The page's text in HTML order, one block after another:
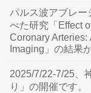
パルス波アブレー
べた研究「Effect
Coronary
Imaging」の結果
2025/7/22-7/25、
り」の開催です。